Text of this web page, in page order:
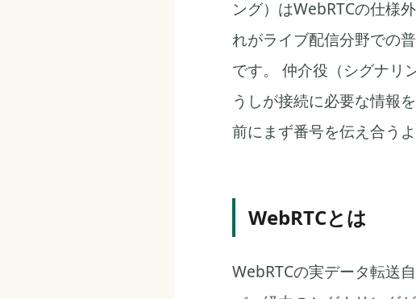
ング）はWebRTCの仕様
れがライブ配信分野での
です。 仲介役（シグナリ
うしが接続に必要な情報
前にまず番号を伝え合うよ
WebRTCとは
WebRTCの実データ転送